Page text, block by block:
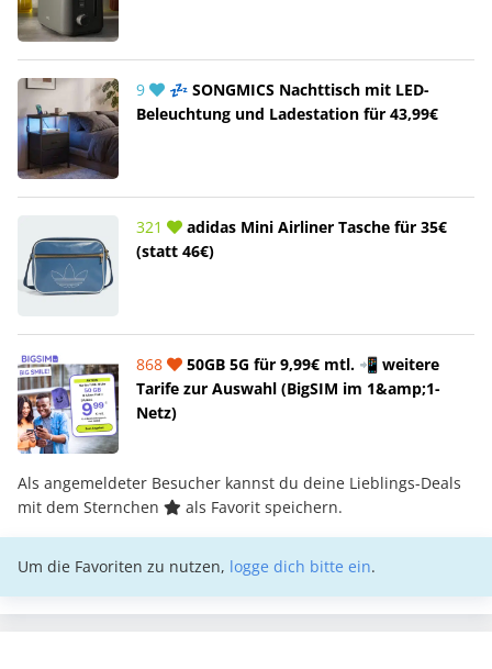
9
💤 SONGMICS Nachttisch mit LED-
Beleuchtung und Ladestation für 43,99€
321
adidas Mini Airliner Tasche für 35€
(statt 46€)
868
50GB 5G für 9,99€ mtl. 📲 weitere
Tarife zur Auswahl (BigSIM im 1&amp;1-
Netz)
Als angemeldeter Besucher kannst du deine Lieblings-Deals
mit dem Sternchen
als Favorit speichern.
Um die Favoriten zu nutzen, logge dich bitte ein.